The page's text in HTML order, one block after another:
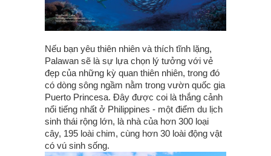
Nếu bạn yêu thiên nhiên và thích tĩnh lặng,
Palawan sẽ là sự lựa chọn lý tưởng với vẻ
đẹp của những kỳ quan thiên nhiên, trong đó
có dòng sông ngầm nằm trong vườn quốc gia
Puerto Princesa. Đây được coi là thắng cảnh
nổi tiếng nhất ở Philippines - một điểm du lịch
sinh thái rộng lớn, là nhà của hơn 300 loại
cây, 195 loài chim, cùng hơn 30 loài động vật
có vú sinh sống.